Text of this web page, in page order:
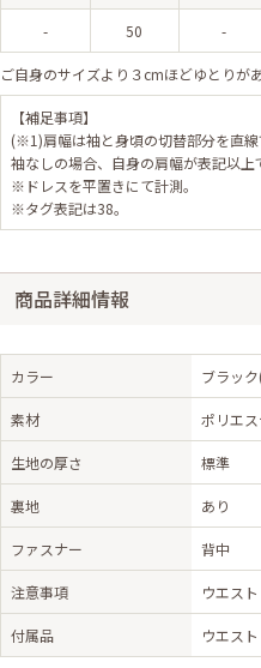
- 50 -
ご自身のサイズより３cmほどゆとりが
【補足事項】
(※1)肩幅は袖と身頃の切替部分を直線
袖なしの場合、自身の肩幅が表記以上
※ドレスを平置きにて計測。
※タグ表記は38。
商品詳細情報
カラー ブラッ
素材 ポリエ
生地の厚さ 標準
裏地 あり
ファスナー 背中
注意事項 ウエス
付属品 ウエス